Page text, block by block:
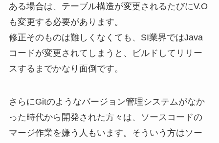
ある場合は、テーブル構造が変更されるたびにV.O
も変更する必要があります。
修正そのものは難しくなくても、SI業界ではJava
コードが変更されてしまうと、ビルドしてリリー
スするまでかなり面倒です。
さらにGitのようなバージョン管理システムがなか
った時代から開発された方々は、ソースコードの
マージ作業を嫌う人もいます。そういう方はソー